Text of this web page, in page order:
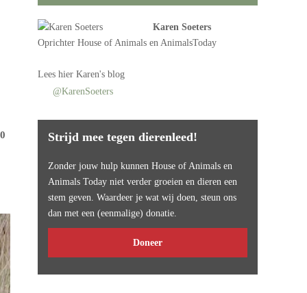
Karen Soeters
OprichterHouse of Animals en AnimalsToday
Leeshier Karen's blog
@KarenSoeters
Strijd mee tegen dierenleed!
Zonder jouw hulp kunnen House of Animals en
Animals Today niet verder groeien en dieren een
stem geven. Waardeer je wat wij doen, steun ons
dan met een (eenmalige) donatie.
Doneer